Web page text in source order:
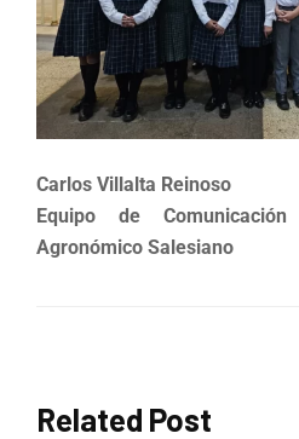
Carlos Villalta Reinoso
Equipo de Comunicación
Agronómico Salesiano
Related Post